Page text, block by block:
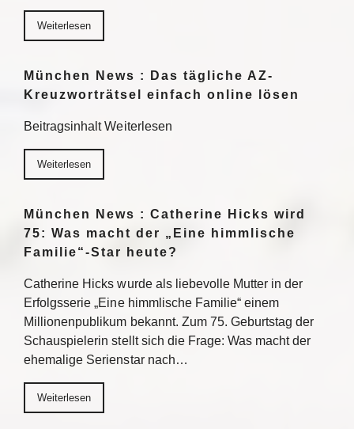
Weiterlesen
München News : Das tägliche AZ-
Kreuzworträtsel einfach online lösen
Beitragsinhalt Weiterlesen
Weiterlesen
München News : Catherine Hicks wird
75: Was macht der „Eine himmlische
Familie“-Star heute?
Catherine Hicks wurde als liebevolle Mutter in der
Erfolgsserie „Eine himmlische Familie“ einem
Millionenpublikum bekannt. Zum 75. Geburtstag der
Schauspielerin stellt sich die Frage: Was macht der
ehemalige Serienstar nach…
Weiterlesen